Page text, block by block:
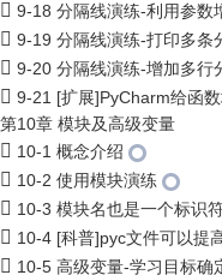
9-18 分隔线演练-利用参数
9-19 分隔线演练-打印多条
9-20 分隔线演练-增加多行
9-21 [扩展]PyCharm给函
第10章 模块及高级变量
10-1 概念介绍
10-2 使用模块演练
10-3 模块名也是一个标识
10-4 [科普]pyc文件可以提
10-5 高级变量-学习目标确